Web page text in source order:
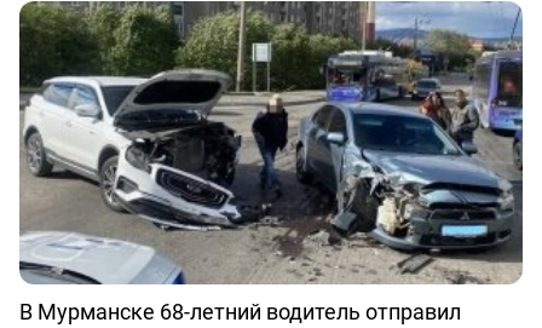
В Мурманске 68-летний водитель отправил